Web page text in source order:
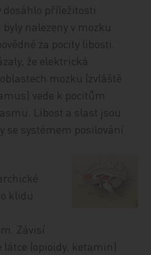
dosáhlo příležitosti
nalezeny v mozku
za pocity libosti.
že elektrická
mozku (zvláště
vede k pocitům
Libost a slast jsou
se systémem posilování
klidu
Závisí
(opioidy, ketamin)